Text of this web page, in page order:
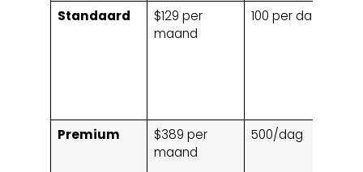
Standaard
$129 per
maand
100 per dag
Premium
$389 per
maand
500/dag